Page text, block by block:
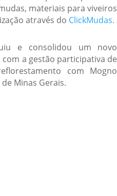
materiais para viveiros
através do ClickMudas.
e consolidou um novo
a gestão participativa de
com Mogno
Minas Gerais.